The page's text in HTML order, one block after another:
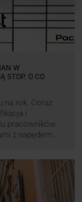
W
STOP. O CO
na rok. Coraz
i
pracowników
z napędem
ogromny